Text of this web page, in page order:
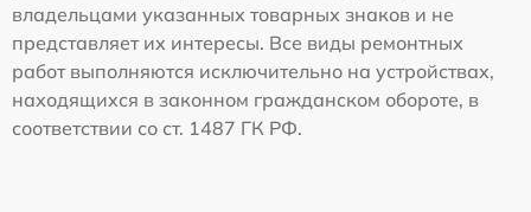
владельцами указанных товарных знаков и не
представляет их интересы. Все виды ремонтных
работ выполняются исключительно на устройствах,
находящихся в законном гражданском обороте, в
соответствии со ст. 1487 ГК РФ.